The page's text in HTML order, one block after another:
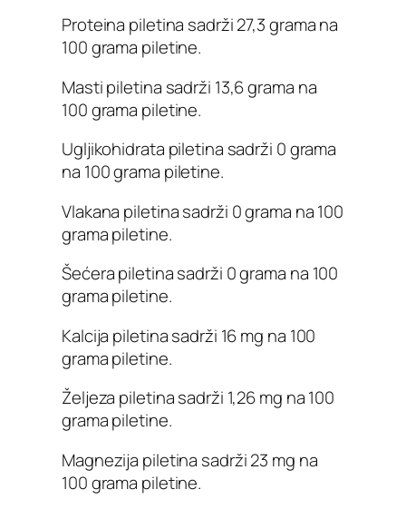
Proteina piletina sadrži 27,3 grama na
100 grama piletine.
Masti piletina sadrži 13,6 grama na
100 grama piletine.
Ugljikohidrata piletina sadrži 0 grama
na 100 grama piletine.
Vlakana piletina sadrži 0 grama na 100
grama piletine.
Šećera piletina sadrži 0 grama na 100
grama piletine.
Kalcija piletina sadrži 16 mg na 100
grama piletine.
Željeza piletina sadrži 1,26 mg na 100
grama piletine.
Magnezija piletina sadrži 23 mg na
100 grama piletine.